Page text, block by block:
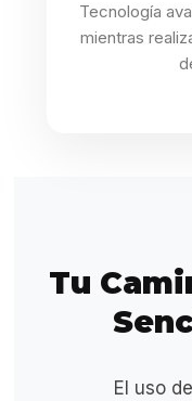
Tecnología
mientras
Tu
El uso